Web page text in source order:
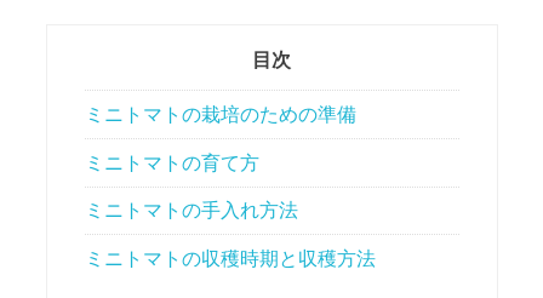
目次
ミニトマトの栽培のための準備
ミニトマトの育て方
ミニトマトの手入れ方法
ミニトマトの収穫時期と収穫方法